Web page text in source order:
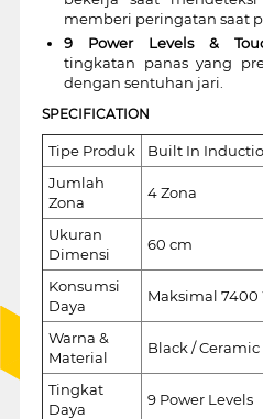
memberi peringatan saat
9 Power Levels &
tingkatan panas yang
dengan sentuhan jari.
SPECIFICATION
Tipe Produk
Built In
Jumlah
Zona
4 Zona
Ukuran
Dimensi
60 cm
Konsumsi
Daya
Maksimal 7400
Warna &
Material
Black / Ceramic
Tingkat
Daya
9 Power Levels